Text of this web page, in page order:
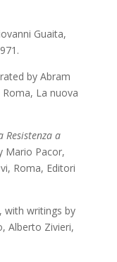
Guaita,
by Abram
Roma, La nuova
a
Mario Pacor,
Roma, Editori
with writings by
Alberto Zivieri,